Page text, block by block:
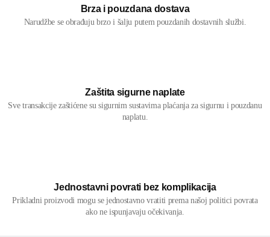
Brza i pouzdana dostava
Narudžbe se obrađuju brzo i šalju putem pouzdanih dostavnih službi.
Zaštita sigurne naplate
Sve transakcije zaštićene su sigurnim sustavima plaćanja za sigurnu i pouzdanu
naplatu.
Jednostavni povrati bez komplikacija
Prikladni proizvodi mogu se jednostavno vratiti prema našoj politici povrata
ako ne ispunjavaju očekivanja.